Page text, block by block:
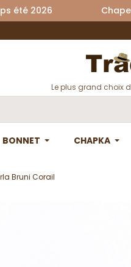
été 2026
Le plus grand choix
BONNET CHAPKA
Bruni Corail